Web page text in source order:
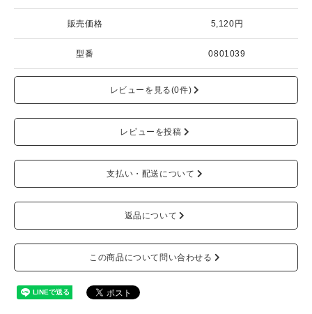
販売価格 5,120円
型番 0801039
レビューを見る(0件)
レビューを投稿
支払い・配送について
返品について
この商品について問い合わせる